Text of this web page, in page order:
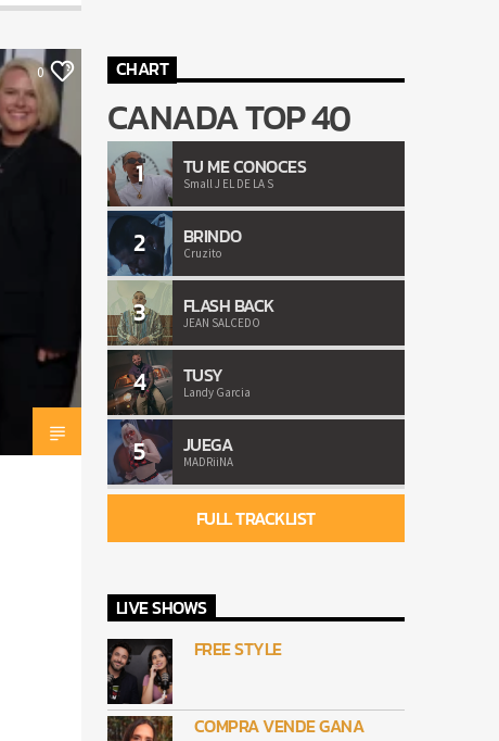
0 CHART
CANADA TOP 40
1 TU ME CONOCES
Small J EL DE LA S
2 BRINDO
Cruzito
3 FLASH BACK
JEAN SALCEDO
4 TUSY
Landy Garcia
5 JUEGA
MADRiiNA
FULL TRACKLIST
LIVE SHOWS
FREE STYLE
COMPRA VENDE GANA